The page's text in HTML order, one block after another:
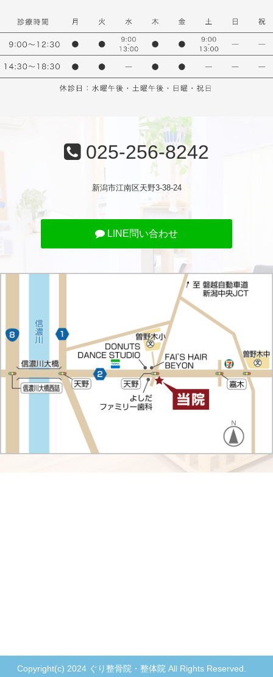
025-256-8242
新潟市江南区天野3-38-24
LINE問い合わせ
Copyright(c) 2024 ぐり整骨院・整体院 All Rights Reserved.